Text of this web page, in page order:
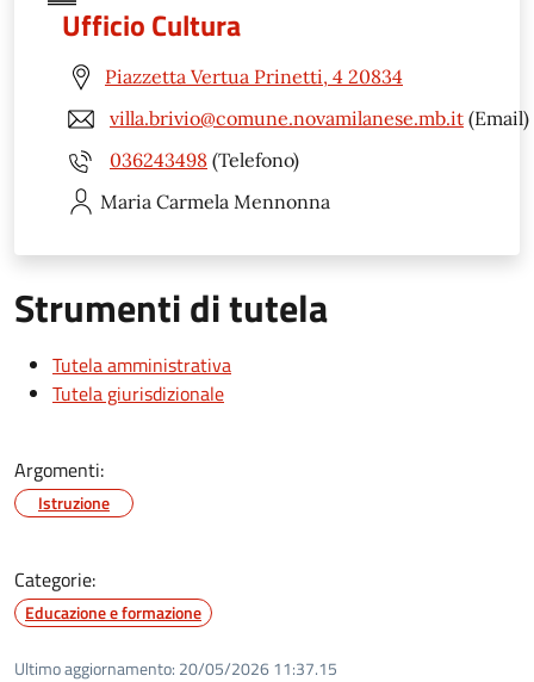
Ufficio Cultura
Piazzetta Vertua Prinetti, 4 20834
villa.brivio@comune.novamilanese.mb.it (Email)
036243498 (Telefono)
Maria Carmela Mennonna
Strumenti di tutela
Tutela amministrativa
Tutela giurisdizionale
Argomenti:
Istruzione
Categorie:
Educazione e formazione
Ultimo aggiornamento: 20/05/2026 11:37.15